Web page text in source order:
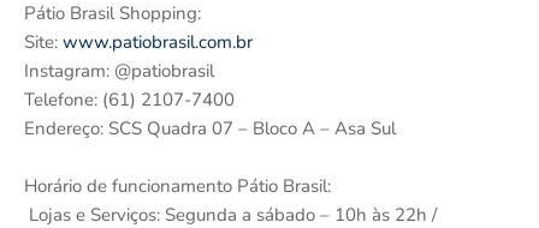
Pátio Brasil Shopping:
Site: www.patiobrasil.com.br
Instagram: @patiobrasil
Telefone: (61) 2107-7400
Endereço: SCS Quadra 07 – Bloco A – Asa Sul
Horário de funcionamento Pátio Brasil:
Lojas e Serviços: Segunda a sábado – 10h às 22h /